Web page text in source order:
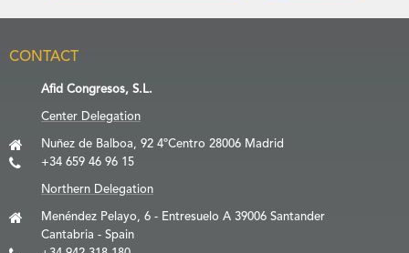
CONTACT
Afid Congresos, S.L.
Center Delegation
Nuñez de Balboa, 92 4ºCentro 28006 Madrid
+34 659 46 96 15
Northern Delegation
Menéndez Pelayo, 6 - Entresuelo A 39006 Santander
Cantabria - Spain